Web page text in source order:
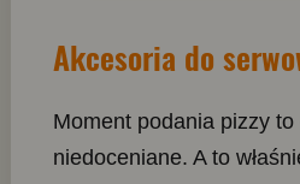
Akcesoria do
Moment podania pizzy
niedoceniane. A to